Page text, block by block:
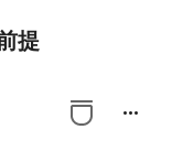
提
more_horiz